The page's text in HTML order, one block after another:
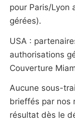
pour Paris/Lyon
gérées).
USA :
authorisations
Couverture
Aucune sous-
brieffés par nos
résultat dès le